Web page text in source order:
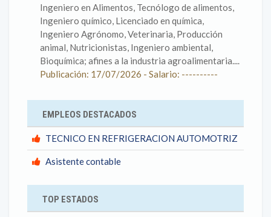
Ingeniero en Alimentos, Tecnólogo de alimentos,
Ingeniero químico, Licenciado en química,
Ingeniero Agrónomo, Veterinaria, Producción
animal, Nutricionistas, Ingeniero ambiental,
Bioquímica; afines a la industria agroalimentaria....
Publicación: 17/07/2026 - Salario: ----------
EMPLEOS DESTACADOS
TECNICO EN REFRIGERACION AUTOMOTRIZ
Asistente contable
TOP ESTADOS